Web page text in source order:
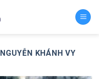
NGUYỄN KHÁNH VY